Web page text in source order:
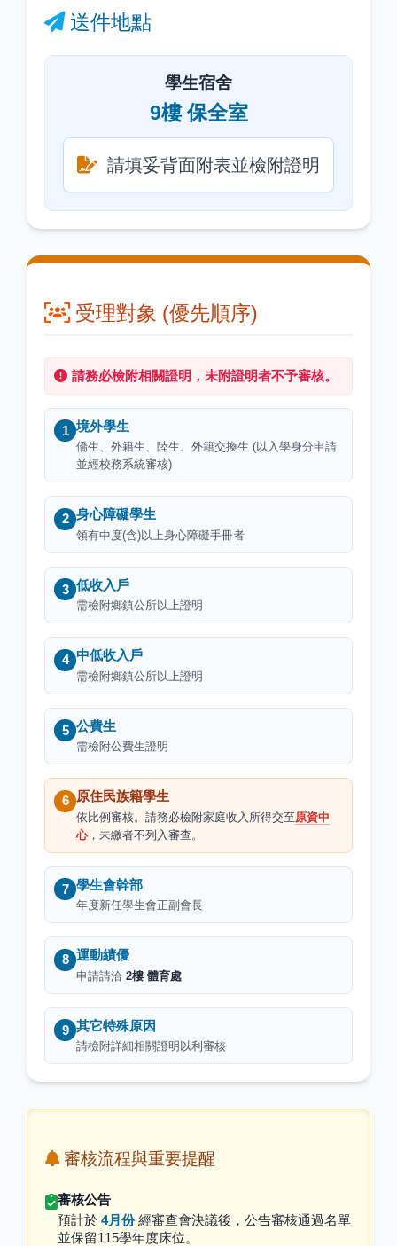
送件地點
學生宿舍
9樓 保全室
請填妥背面附表並檢附證明
受理對象 (優先順序)
請務必檢附相關證明，未附證明者不予審核。
1 境外學生
僑生、外籍生、陸生、外籍交換生 (以入學身分申請
並經校務系統審核)
2 身心障礙學生
領有中度(含)以上身心障礙手冊者
3 低收入戶
需檢附鄉鎮公所以上證明
4 中低收入戶
需檢附鄉鎮公所以上證明
5 公費生
需檢附公費生證明
6 原住民族籍學生
依比例審核。請務必檢附家庭收入所得交至原資中
心，未繳者不列入審查。
7 學生會幹部
年度新任學生會正副會長
8 運動績優
申請請洽 2樓 體育處
9 其它特殊原因
請檢附詳細相關證明以利審核
審核流程與重要提醒
審核公告
預計於 4月份經審查會決議後，公告審核通過名單
並保留115學年度床位。